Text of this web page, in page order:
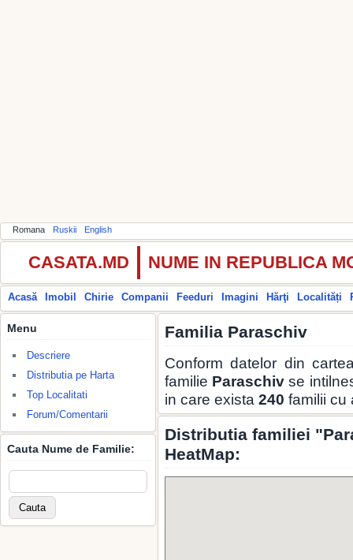
Romana Ruskii English
CASATA.MD NUME IN REPUBLICA
Acasă Imobil Chirie Companii Feeduri Imagini Hărţi Localități
Menu
Descriere
Distributia pe Harta
Top Localitati
Forum/Comentarii
Cauta Nume de Familie:
Familia Paraschiv
Conform datelor din
familie Paraschiv se
in care exista 240 familii cu
Distributia familiei
HeatMap: